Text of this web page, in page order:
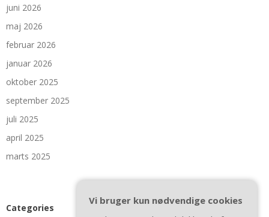
juni 2026
maj 2026
februar 2026
januar 2026
oktober 2025
september 2025
juli 2025
april 2025
marts 2025
Categories
Vi bruger kun nødvendige cookies